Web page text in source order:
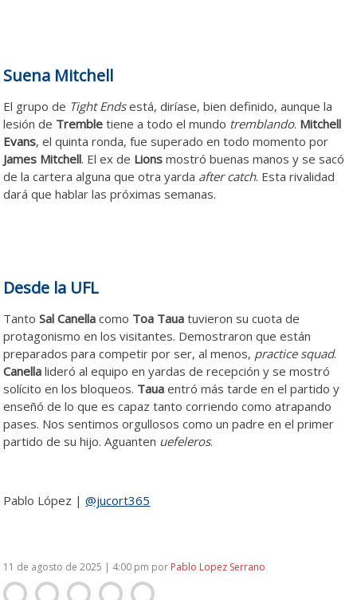
Suena Mitchell
El grupo de Tight Endsestá, diríase, bien definido, aunque la
lesión de Tremble tiene a todo el mundo tremblando. Mitchell
Evans, el quinta ronda, fue superado en todo momento por
James Mitchell. El ex de Lions mostró buenas manos y se sacó
de la cartera alguna que otra yarda after catch. Esta rivalidad
dará que hablar las próximas semanas.
Desde la UFL
TantoSal Canella como Toa Taua tuvieron su cuota de
protagonismo en los visitantes. Demostraron que están
preparados para competir por ser, al menos, practice squad.
Canella lideró al equipo en yardas de recepción y se mostró
solícito en los bloqueos. Taua entró más tarde en el partido y
enseñó de lo que es capaz tanto corriendo como atrapando
pases. Nos sentimos orgullosos como un padre en el primer
partido de su hijo. Aguanten uefeleros.
Pablo López |@jucort365
11 de agosto de 2025 | 4:00 pm por Pablo Lopez Serrano